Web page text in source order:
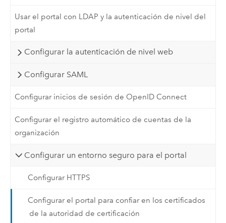
Usar el portal con LDAP y la autenticación de nivel del
portal
Configurar la autenticación de nivel web
Configurar SAML
Configurar inicios de sesión de OpenID Connect
Configurar el registro automático de cuentas de la
organización
Configurar un entorno seguro para el portal
Configurar HTTPS
Configurar el portal para confiar en los certificados
de la autoridad de certificación